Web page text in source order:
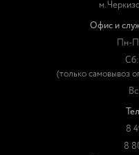
м.
Офис и
Пн-
Сб:
(только самовывоз
8
8